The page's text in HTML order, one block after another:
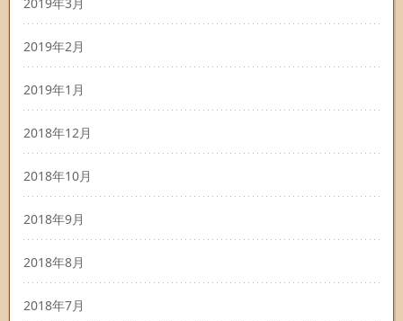
2019年2月
2019年1月
2018年12月
2018年10月
2018年9月
2018年8月
2018年7月